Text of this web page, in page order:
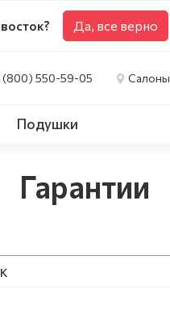
Да, все верно
(800) 550-59-05 Салоны
Подушки
Гарантии